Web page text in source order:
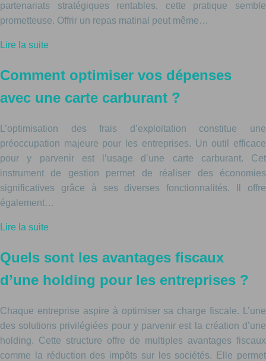
partenariats stratégiques rentables, cette pratique semble
prometteuse. Offrir un repas matinal peut même…
Lire la suite
Comment optimiser vos dépenses
avec une carte carburant ?
L’optimisation des frais d’exploitation constitue une
préoccupation majeure pour les entreprises. Un outil efficace
pour y parvenir est l’usage d’une carte carburant. Cet
instrument de gestion permet de réaliser des économies
significatives grâce à ses diverses fonctionnalités. Il offre
également…
Lire la suite
Quels sont les avantages fiscaux
d’une holding pour les entreprises ?
Chaque entreprise aspire à optimiser sa charge fiscale. L’une
des solutions privilégiées pour y parvenir est la création d’une
holding. Cette structure offre de multiples avantages fiscaux
comme la réduction des impôts sur les sociétés. Elle permet